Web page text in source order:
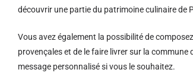
découvrir une partie du patrimoine culinaire de
Vous avez également la possibilité de
provençales et de le faire livrer sur la commune
message personnalisé si vous le souhaitez.